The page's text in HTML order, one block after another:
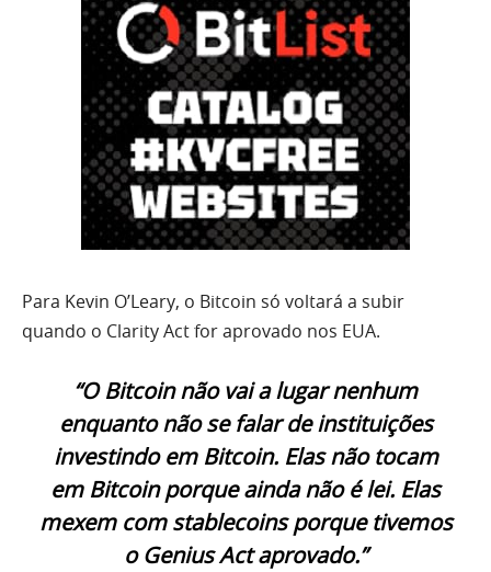
Para Kevin O’Leary, o Bitcoin só voltará a subir
quando o Clarity Act for aprovado nos EUA.
“O Bitcoin não vai a lugar nenhum
enquanto não se falar de instituições
investindo em Bitcoin. Elas não tocam
em Bitcoin porque ainda não é lei. Elas
mexem com stablecoins porque tivemos
o Genius Act aprovado.”